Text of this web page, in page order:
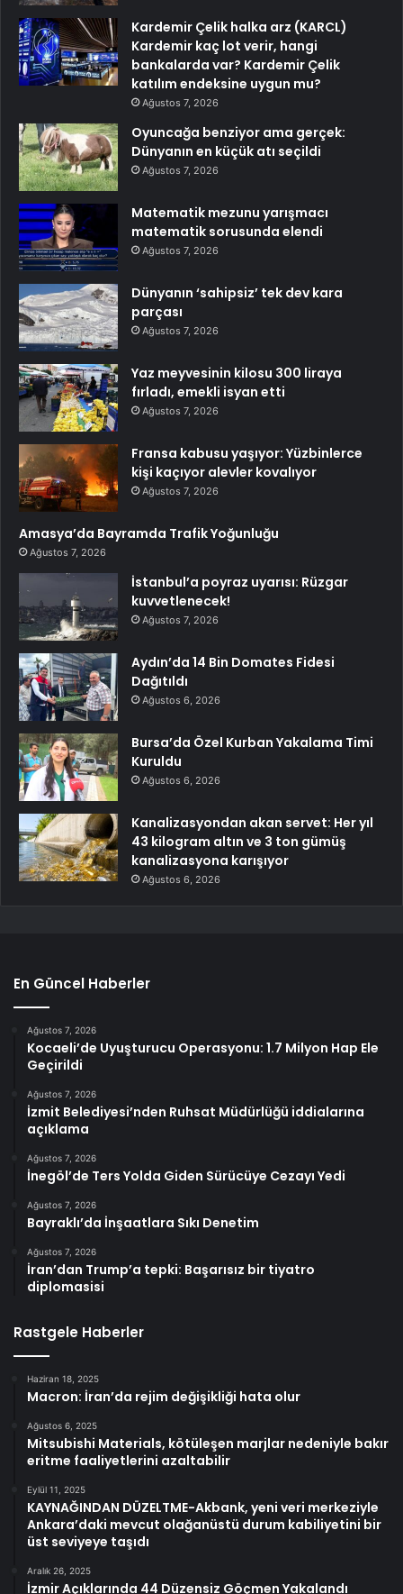
Kardemir Çelik halka arz (KARCL)
Kardemir kaç lot verir, hangi
bankalarda var? Kardemir Çelik
katılım endeksine uygun mu?
Ağustos 7, 2026
Oyuncağa benziyor ama gerçek:
Dünyanın en küçük atı seçildi
Ağustos 7, 2026
Matematik mezunu yarışmacı
matematik sorusunda elendi
Ağustos 7, 2026
Dünyanın ‘sahipsiz’ tek dev kara
parçası
Ağustos 7, 2026
Yaz meyvesinin kilosu 300 liraya
fırladı, emekli isyan etti
Ağustos 7, 2026
Fransa kabusu yaşıyor: Yüzbinlerce
kişi kaçıyor alevler kovalıyor
Ağustos 7, 2026
Amasya’da Bayramda Trafik Yoğunluğu
Ağustos 7, 2026
İstanbul’a poyraz uyarısı: Rüzgar
kuvvetlenecek!
Ağustos 7, 2026
Aydın’da 14 Bin Domates Fidesi
Dağıtıldı
Ağustos 6, 2026
Bursa’da Özel Kurban Yakalama Timi
Kuruldu
Ağustos 6, 2026
Kanalizasyondan akan servet: Her yıl
43 kilogram altın ve 3 ton gümüş
kanalizasyona karışıyor
Ağustos 6, 2026
En Güncel Haberler
Ağustos 7, 2026
Kocaeli’de Uyuşturucu Operasyonu: 1.7 Milyon Hap Ele
Geçirildi
Ağustos 7, 2026
İzmit Belediyesi’nden Ruhsat Müdürlüğü iddialarına
açıklama
Ağustos 7, 2026
İnegöl’de Ters Yolda Giden Sürücüye Cezayı Yedi
Ağustos 7, 2026
Bayraklı’da İnşaatlara Sıkı Denetim
Ağustos 7, 2026
İran’dan Trump’a tepki: Başarısız bir tiyatro
diplomasisi
Rastgele Haberler
Haziran 18, 2025
Macron: İran’da rejim değişikliği hata olur
Ağustos 6, 2025
Mitsubishi Materials, kötüleşen marjlar nedeniyle bakır
eritme faaliyetlerini azaltabilir
Eylül 11, 2025
KAYNAĞINDAN DÜZELTME-Akbank, yeni veri merkeziyle
Ankara’daki mevcut olağanüstü durum kabiliyetini bir
üst seviyeye taşıdı
Aralık 26, 2025
İzmir Açıklarında 44 Düzensiz Göçmen Yakalandı